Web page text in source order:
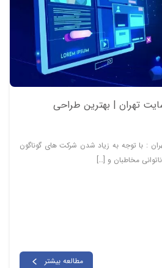
تهران | بهترین طراحی
: با توجه به زیاد شدن شرکت های گوناگون
مخاطبان و […]
مطالعه بیشتر